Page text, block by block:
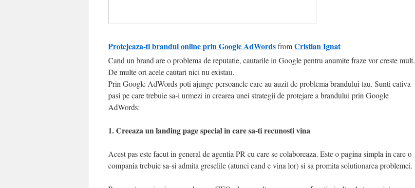
Protejeaza-ti brandul online prin Google AdWordsfromCristian Ignat
Cand un brand are o problema de reputatie, cautarile in Google pentru anumite fraze vor creste mult.
De multe ori acele cautari nici nu existau.
Prin Google AdWords poti ajunge persoanele care au auzit de problema brandului tau. Sunti cativa
pasi pe care trebuie sa-i urmezi in crearea unei strategii de protejare a brandului prin Google
AdWords:
1. Creeaza un landing page special in care sa-ti recunosti vina
Acest pas este facut in general de agentia PR cu care se colaboreaza. Este o pagina simpla in care o
compania trebuie sa-si admita greselile (atunci cand e vina lor) si sa promita solutionarea problemei.